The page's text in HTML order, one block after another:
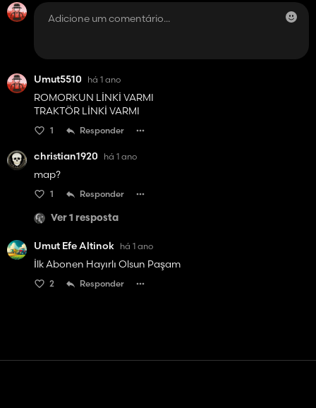
Umut5510 há 1 ano
ROMORKUN LİNKİ VARMI
TRAKTÖR LİNKİ VARMI
1 Responder
christian1920 há 1 ano
map?
1 Responder
Ver 1 resposta
Umut Efe Altinok há 1 ano
İlk Abonen Hayırlı Olsun Paşam
2 Responder